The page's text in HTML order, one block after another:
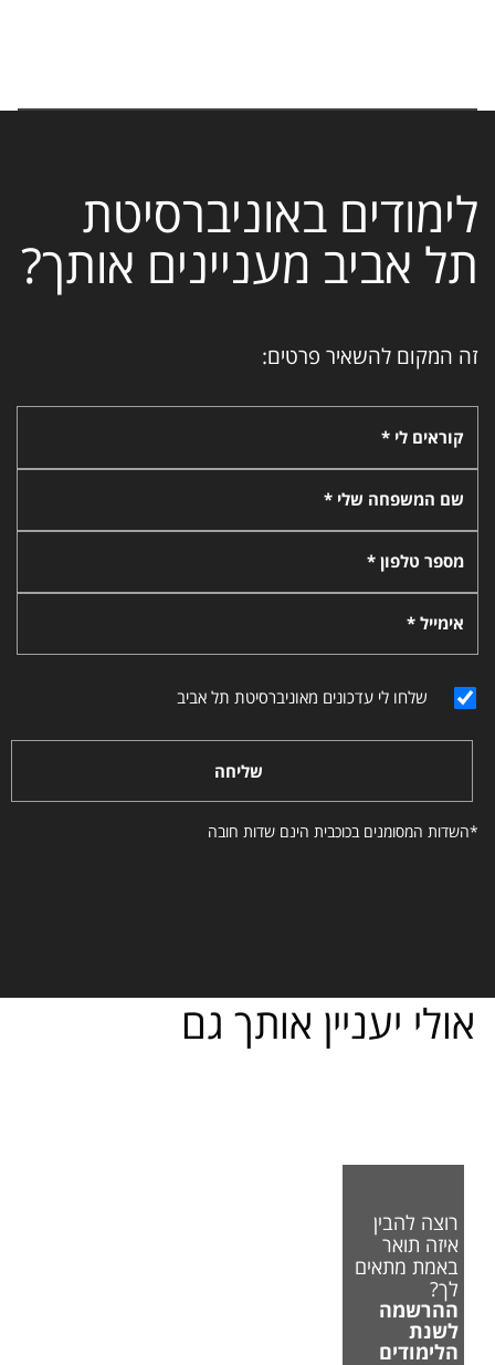
לימודים באוניברסיטת
תל אביב מעניינים אותך?
זה המקום להשאיר פרטים:
קוראים לי *
שם המשפחה שלי *
מספר טלפון *
אימייל *
שלחו לי עדכונים מאוניברסיטת תל אביב
שליחה
*השדות המסומנים בכוכבית הינם שדות חובה
אולי יעניין אותך גם
רוצה להבין
איזה תואר
באמת מתאים
לך?
ההרשמה
לשנת
הלימודים